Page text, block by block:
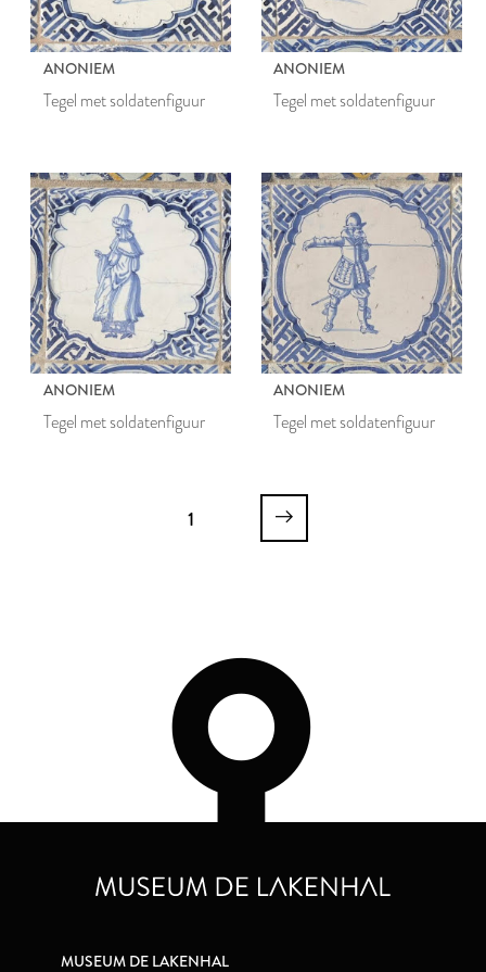
ANONIEM
Tegel met soldatenfiguur
ANONIEM
Tegel met soldatenfiguur
ANONIEM
Tegel met soldatenfiguur
ANONIEM
Tegel met soldatenfiguur
1
MUSEUM DE LAKENHAL